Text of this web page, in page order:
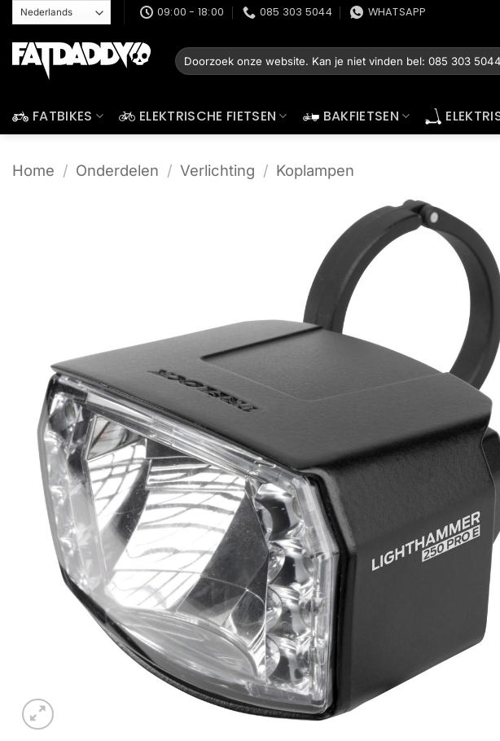
naar
inhoud
09:00 - 18:00 085 303 5044 WHATSAPP
Zoeken
naar:
FATBIKES ELEKTRISCHE FIETSEN BAKFIETSEN
Home / Onderdelen / Verlichting / Koplampen